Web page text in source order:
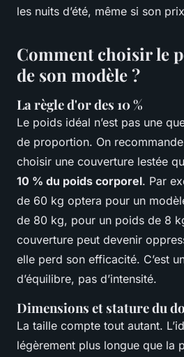
les nuits d’été, même si son
Comment choisir le
de son modèle ?
La règle d'or des 10 %
Le poids idéal n’est pas une
de proportion. On
choisir une couverture lestée
10 % du poids corporel. Par
de 60 kg optera pour un
de 80 kg, pour un poids de 8
couverture peut devenir
elle perd son efficacité. C’est
d’équilibre, pas d’intensité.
Dimensions et stature du
La taille compte tout autant.
légèrement plus longue que la